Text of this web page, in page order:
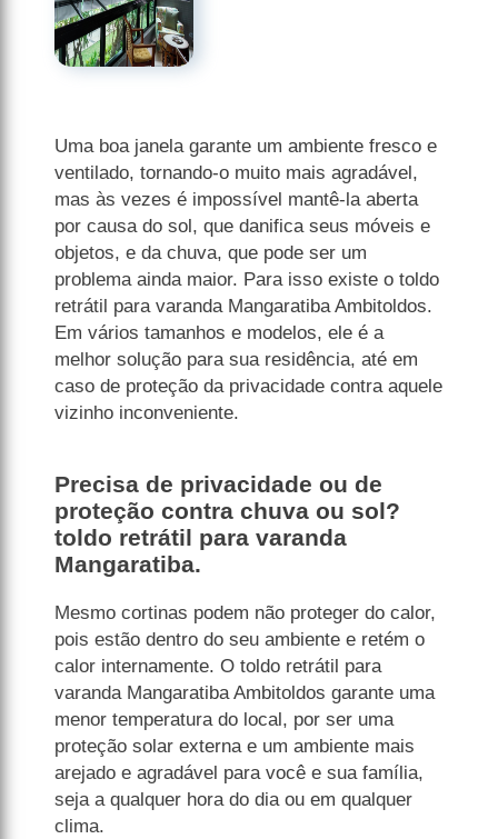
Uma boa janela garante um ambiente fresco e
ventilado, tornando-o muito mais agradável,
mas às vezes é impossível mantê-la aberta
por causa do sol, que danifica seus móveis e
objetos, e da chuva, que pode ser um
problema ainda maior. Para isso existe o toldo
retrátil para varanda Mangaratiba Ambitoldos.
Em vários tamanhos e modelos, ele é a
melhor solução para sua residência, até em
caso de proteção da privacidade contra aquele
vizinho inconveniente.
Precisa de privacidade ou de
proteção contra chuva ou sol?
toldo retrátil para varanda
Mangaratiba.
Mesmo cortinas podem não proteger do calor,
pois estão dentro do seu ambiente e retém o
calor internamente. O toldo retrátil para
varanda Mangaratiba Ambitoldos garante uma
menor temperatura do local, por ser uma
proteção solar externa e um ambiente mais
arejado e agradável para você e sua família,
seja a qualquer hora do dia ou em qualquer
clima.